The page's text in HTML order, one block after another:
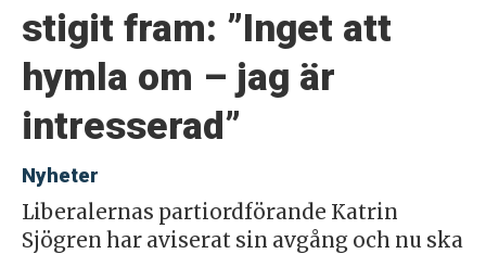
stigit fram: ”Inget att
hymla om – jag är
intresserad”
Nyheter
Liberalernas partiordförande Katrin
Sjögren har aviserat sin avgång och nu ska